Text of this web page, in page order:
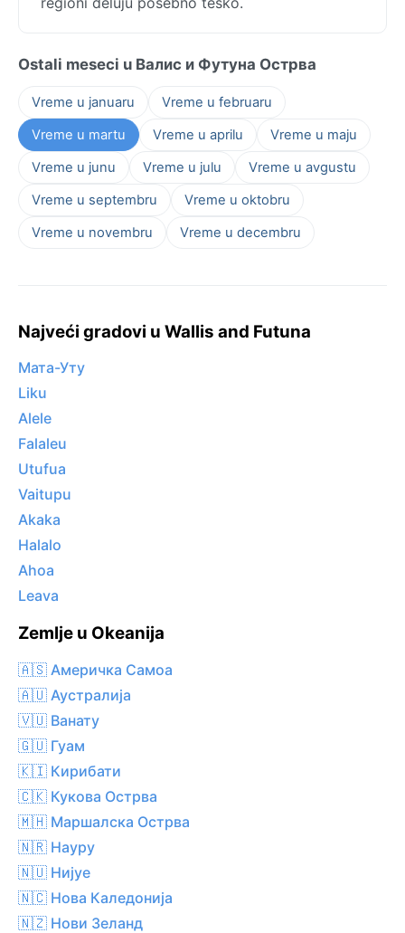
Ostali meseci u Валис и Футуна Острва
Vreme u januaru
Vreme u februaru
Vreme u martu
Vreme u aprilu
Vreme u maju
Vreme u junu
Vreme u julu
Vreme u avgustu
Vreme u septembru
Vreme u oktobru
Vreme u novembru
Vreme u decembru
Najveći gradovi u Wallis and Futuna
Мата-Уту
Liku
Alele
Falaleu
Utufua
Vaitupu
Akaka
Halalo
Ahoa
Leava
Zemlje u Okeanija
🇦🇸 Америчка Самоа
🇦🇺 Аустралија
🇻🇺 Ванату
🇬🇺 Гуам
🇰🇮 Кирибати
🇨🇰 Кукова Острва
🇲🇭 Маршалска Острва
🇳🇷 Науру
🇳🇺 Нијуе
🇳🇨 Нова Каледонија
🇳🇿 Нови Зеланд